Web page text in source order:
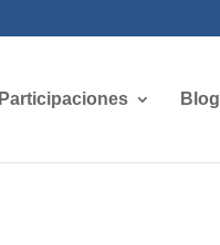
Participaciones Blog